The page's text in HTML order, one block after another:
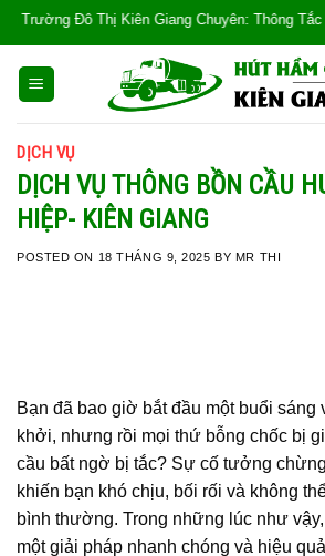
Skip
content
Giang Chuyên: Thông Tắc Bồn Cầu, Tắc
DỊCH VỤ
DỊCH VỤ THÔNG BỒN CẦU
HIỆP- KIÊN GIANG
POSTED ON 18 THÁNG 9, 2025 BY MR THI
Bạn đã bao giờ bắt đầu một buổi sáng
khởi, nhưng rồi mọi thứ bỗng chốc bị
cầu bất ngờ bị tắc? Sự cố tưởng
khiến bạn khó chịu, bối rối và không
bình thường. Trong những lúc như
một giải pháp nhanh chóng và hiệu